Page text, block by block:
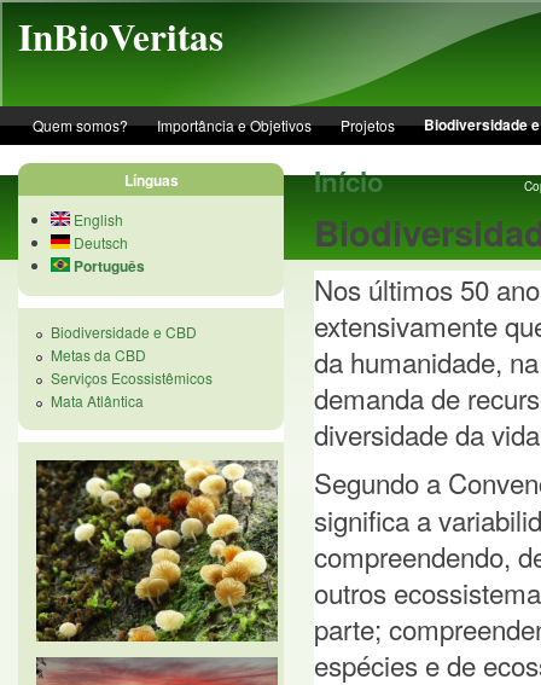
InBioVeritas
Quem somos? Importância e Objetivos Projetos Biodiversidade
Início
Nos últimos 50
extensivamente
da humanidade,
demanda de
diversidade da
Segundo a
significa a
compreendendo,
outros
parte;
espécies e de
Línguas
English
Deutsch
Português
Biodiversidade e CBD
Metas da CBD
Serviços Ecossistêmicos
Mata Atlântica